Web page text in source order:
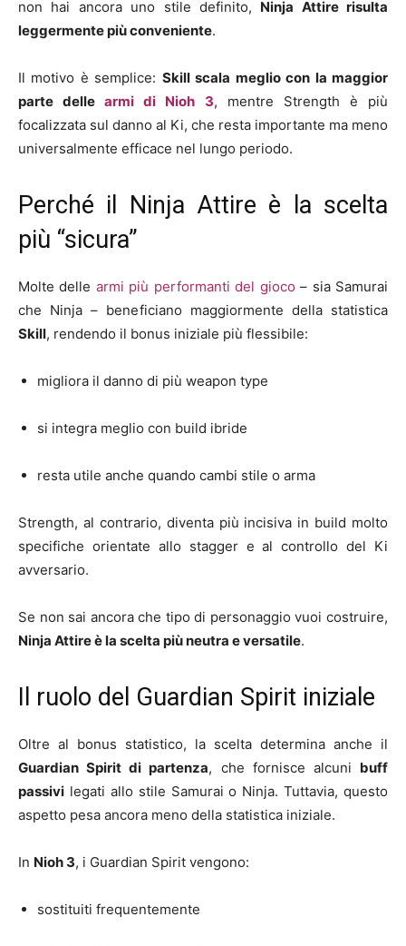
non hai ancora uno stile definito, Ninja Attire risulta
leggermente più conveniente.
Il motivo è semplice: Skill scala meglio con la maggior
parte dellearmi di Nioh 3, mentre Strength è più
focalizzata sul danno al Ki, che resta importante ma meno
universalmente efficace nel lungo periodo.
Perché il Ninja Attire è la scelta
più “sicura”
Molte delle armi più performanti del gioco – sia Samurai
che Ninja – beneficiano maggiormente della statistica
Skill, rendendo il bonus iniziale più flessibile:
migliora il danno di più weapon type
si integra meglio con build ibride
resta utile anche quando cambi stile o arma
Strength, al contrario, diventa più incisiva in build molto
specifiche orientate allo stagger e al controllo del Ki
avversario.
Se non sai ancora che tipo di personaggio vuoi costruire,
Ninja Attire è la scelta più neutra e versatile.
Il ruolo del Guardian Spirit iniziale
Oltre al bonus statistico, la scelta determina anche il
Guardian Spirit di partenza, che fornisce alcuni buff
passivi legati allo stile Samurai o Ninja. Tuttavia, questo
aspetto pesa ancora meno della statistica iniziale.
In Nioh 3, i Guardian Spirit vengono:
sostituiti frequentemente